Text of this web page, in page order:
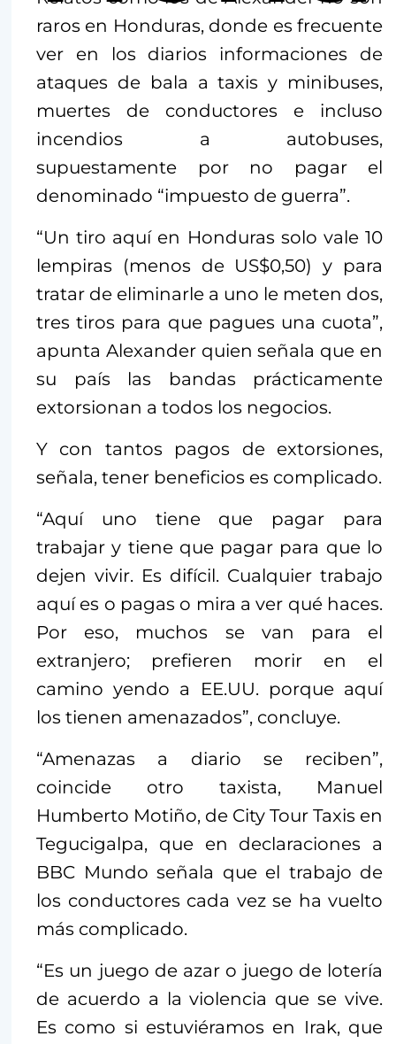
raros en Honduras, donde es frecuente
ver en los diarios informaciones de
ataques de bala a taxis y minibuses,
muertes de conductores e incluso
incendios a autobuses,
supuestamente por no pagar el
denominado “impuesto de guerra”.
“Un tiro aquí en Honduras solo vale 10
lempiras (menos de US$0,50) y para
tratar de eliminarle a uno le meten dos,
tres tiros para que pagues una cuota”,
apunta Alexander quien señala que en
su país las bandas prácticamente
extorsionan a todos los negocios.
Y con tantos pagos de extorsiones,
señala, tener beneficios es complicado.
“Aquí uno tiene que pagar para
trabajar y tiene que pagar para que lo
dejen vivir. Es difícil. Cualquier trabajo
aquí es o pagas o mira a ver qué haces.
Por eso, muchos se van para el
extranjero; prefieren morir en el
camino yendo a EE.UU. porque aquí
los tienen amenazados”, concluye.
“Amenazas a diario se reciben”,
coincide otro taxista, Manuel
Humberto Motiño, de City Tour Taxis en
Tegucigalpa, que en declaraciones a
BBC Mundo señala que el trabajo de
los conductores cada vez se ha vuelto
más complicado.
“Es un juego de azar o juego de lotería
de acuerdo a la violencia que se vive.
Es como si estuviéramos en Irak, que